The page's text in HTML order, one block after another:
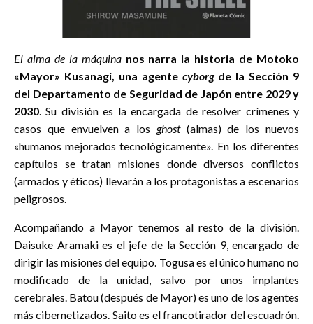
El alma de la máquina nos narra la historia de Motoko
«Mayor» Kusanagi, una agente cyborgde la Sección 9
del Departamento de Seguridad de Japón entre 2029 y
2030. Su división es la encargada de resolver crímenes y
casos que envuelven a los ghost(almas) de los nuevos
«humanos mejorados tecnológicamente». En los diferentes
capítulos se tratan misiones donde diversos conflictos
(armados y éticos) llevarán a los protagonistas a escenarios
peligrosos.
Acompañando a Mayor tenemos al resto de la división.
Daisuke Aramaki es el jefe de la Sección 9, encargado de
dirigir las misiones del equipo. Togusa es el único humano no
modificado de la unidad, salvo por unos implantes
cerebrales. Batou (después de Mayor) es uno de los agentes
más cibernetizados. Saito es el francotirador del escuadrón.